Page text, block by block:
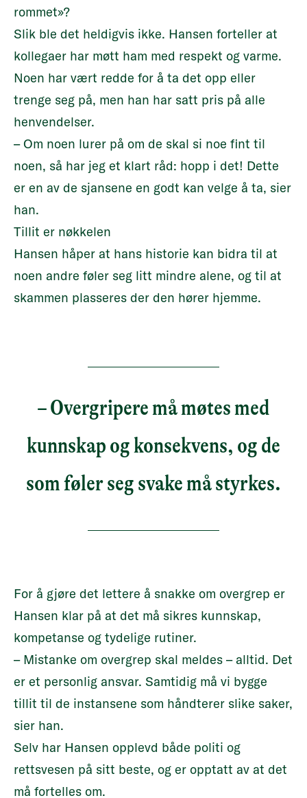
rommet»?
Slik ble det heldigvis ikke. Hansen forteller at
kollegaer har møtt ham med respekt og varme.
Noen har vært redde for å ta det opp eller
trenge seg på, men han har satt pris på alle
henvendelser.
– Om noen lurer på om de skal si noe fint til
noen, så har jeg et klart råd: hopp i det! Dette
er en av de sjansene en godt kan velge å ta, sier
han.
Tillit er nøkkelen
Hansen håper at hans historie kan bidra til at
noen andre føler seg litt mindre alene, og til at
skammen plasseres der den hører hjemme.
– Overgripere må møtes med
kunnskap og konsekvens, og de
som føler seg svake må styrkes.
For å gjøre det lettere å snakke om overgrep er
Hansen klar på at det må sikres kunnskap,
kompetanse og tydelige rutiner.
– Mistanke om overgrep skal meldes – alltid. Det
er et personlig ansvar. Samtidig må vi bygge
tillit til de instansene som håndterer slike saker,
sier han.
Selv har Hansen opplevd både politi og
rettsvesen på sitt beste, og er opptatt av at det
må fortelles om.